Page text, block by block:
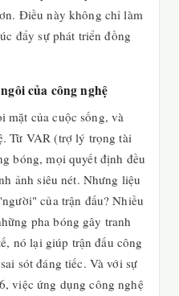
Điều này không chỉ làm
đẩy sự phát triển đồng
của công nghệ
mặt của cuộc sống, và
Từ VAR (trợ lý trọng tài
bóng, mọi quyết định đều
ảnh siêu nét. Nhưng liệu
của trận đấu? Nhiều
pha bóng gây tranh
nó lại giúp trận đấu công
sót đáng tiếc. Và với sự
việc ứng dụng công nghệ